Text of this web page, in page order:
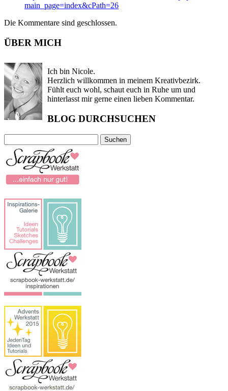
main_page=index&cPath=26
Die Kommentare sind geschlossen.
ÜBER MICH
Ich bin Nicole.
Herzlich willkommen in meinem Kreativbezirk.
Fühlt euch wohl, schaut euch in Ruhe um und
hinterlasst mir gerne einen lieben Kommentar.
BLOG DURCHSUCHEN
nach: